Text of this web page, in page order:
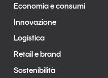
Economia e consumi
Innovazione
Logistica
Retail e brand
Sostenibilità